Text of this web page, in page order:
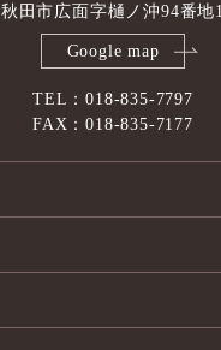
秋田市広面字樋ノ沖94番地1
Google map
TEL：018-835-7797
FAX：018-835-7177